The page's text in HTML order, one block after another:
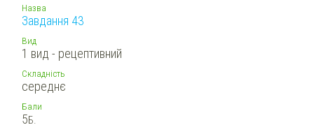
Назва
Завдання 43
Вид
1 вид - рецептивний
Складність
середнє
Бали
5Б.